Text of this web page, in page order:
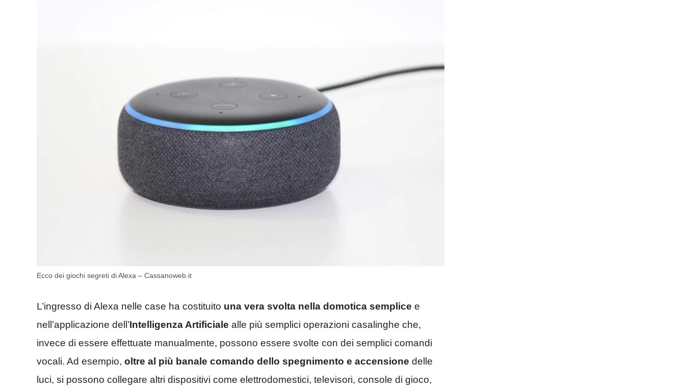
Ecco dei giochi segreti di Alexa – Cassanoweb.it
L’ingresso di Alexa nelle case ha costituito una vera svolta nella domotica semplice e
nell’applicazione dell’Intelligenza Artificiale alle più semplici operazioni casalinghe che,
invece di essere effettuate manualmente, possono essere svolte con dei semplici comandi
vocali. Ad esempio, oltre al più banale comando dello spegnimento e accensione delle
luci, si possono collegare altri dispositivi come elettrodomestici, televisori, console di gioco,